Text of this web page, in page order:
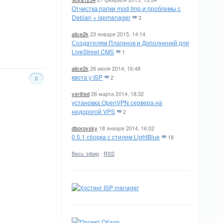
Отчистка папки mod-tmp и проблемы с
Debian + ispmanager
3
alice2k 23 января 2015, 14:14
Создателям Плагинов и Дополнений для
LiveStreet CMS
1
alice2k 26 июля 2014, 16:48
квота у ISP 2
verified26 марта 2014, 18:32
установка OpenVPN сервера на
недорогой VPS
2
dborovsky 18 января 2014, 16:02
0.5.1 сборка с стилем LightBlue 18
Весь эфир · RSS
0